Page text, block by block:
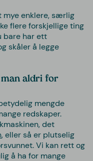
mye enklere, særlig
flere forskjellige ting
bare har ett
skåler å legge
aldri for
mengde
redskaper.
det
, eller så er plutselig
Vi kan rett og
å ha for mange